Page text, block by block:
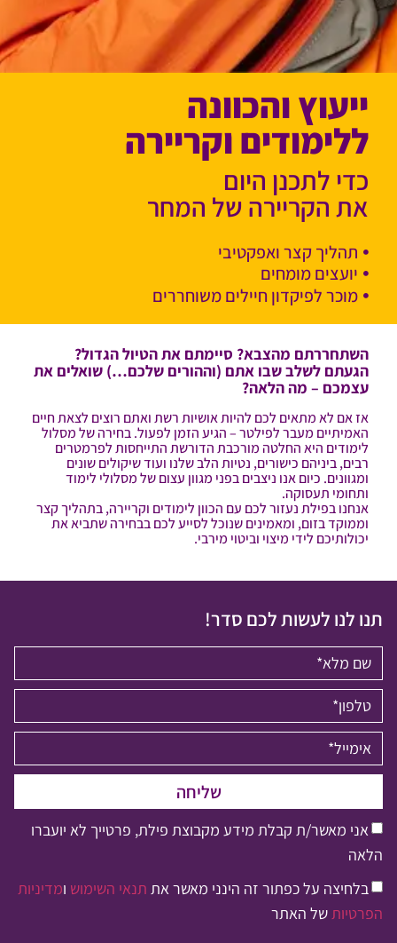
ייעוץ והכוונה
ללימודים וקריירה
כדי לתכנן היום
את הקריירה של המחר
תהליך קצר ואפקטיבי
יועצים מומחים
מוכר לפיקדון חיילים משוחררים
השתחררתם מהצבא? סיימתם את הטיול הגדול?
הגעתם לשלב שבו אתם (וההורים שלכם…) שואלים את
עצמכם – מה הלאה?
אז אם לא מתאים לכם להיות אושיות רשת ואתם רוצים לצאת חיים
האמיתיים מעבר לפילטר – הגיע הזמן לפעול. בחירה של מסלול
לימודים היא החלטה מורכבת הדורשת התייחסות לפרמטרים
רבים, ביניהם כישורים, נטיות הלב שלנו ועוד שיקולים שונים
ומגוונים. כיום אנו ניצבים בפני מגוון עצום של מסלולי לימוד
ותחומי תעסוקה.
אנחנו בפילת נעזור לכם עם הכוון לימודים וקריירה, בתהליך קצר
וממוקד בזום, ומאמינים שנוכל לסייע לכם בבחירה שתביא את
יכולותיכם לידי מיצוי וביטוי מירבי.
תנו לנו לעשות לכם סדר!
אני מאשר/ת קבלת מידע מקבוצת פילת, פרטייך לא יועברו
הלאה
בלחיצה על כפתור זה הינני מאשר את תנאי השימוש ומדיניות
הפרטיותשל האתר
שליחה